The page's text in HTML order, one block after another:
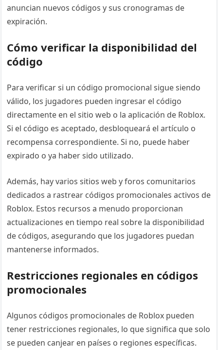
anuncian nuevos códigos y sus cronogramas de
expiración.
Cómo verificar la disponibilidad del
código
Para verificar si un código promocional sigue siendo
válido, los jugadores pueden ingresar el código
directamente en el sitio web o la aplicación de Roblox.
Si el código es aceptado, desbloqueará el artículo o
recompensa correspondiente. Si no, puede haber
expirado o ya haber sido utilizado.
Además, hay varios sitios web y foros comunitarios
dedicados a rastrear códigos promocionales activos de
Roblox. Estos recursos a menudo proporcionan
actualizaciones en tiempo real sobre la disponibilidad
de códigos, asegurando que los jugadores puedan
mantenerse informados.
Restricciones regionales en códigos
promocionales
Algunos códigos promocionales de Roblox pueden
tener restricciones regionales, lo que significa que solo
se pueden canjear en países o regiones específicas.